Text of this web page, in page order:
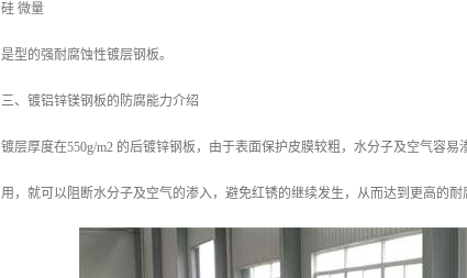
硅 微量
是型的强耐腐蚀性镀层钢板。
三、镀铝锌镁钢板的防腐能力介绍
镀层厚度在550g/m2 的后镀锌钢板，由于表面保护皮膜较粗，水分子及空气容
用，就可以阻断水分子及空气的渗入，避免红锈的继续发生，从而达到更高的耐